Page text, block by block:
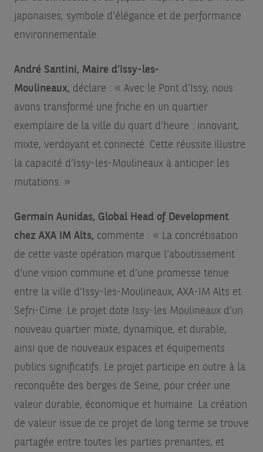
japonaises, symbole d’élégance et de performance
environnementale.
André Santini, Maire d’Issy-les-
Moulineaux, déclare : « Avec le Pont d’Issy, nous
avons transformé une friche en un quartier
exemplaire de la ville du quart d’heure : innovant,
mixte, verdoyant et connecté. Cette réussite illustre
la capacité d’Issy-les-Moulineaux à anticiper les
mutations. »
Germain Aunidas, Global Head of Development
chez AXA IM Alts, commente : « La concrétisation
de cette vaste opération marque l’aboutissement
d’une vision commune et d’une promesse tenue
entre la ville d’Issy-les-Moulineaux, AXA-IM Alts et
Sefri-Cime. Le projet dote Issy-les Moulineaux d’un
nouveau quartier mixte, dynamique, et durable,
ainsi que de nouveaux espaces et équipements
publics significatifs. Le projet participe en outre à la
reconquête des berges de Seine, pour créer une
valeur durable, économique et humaine. La création
de valeur issue de ce projet de long terme se trouve
partagée entre toutes les parties prenantes, et